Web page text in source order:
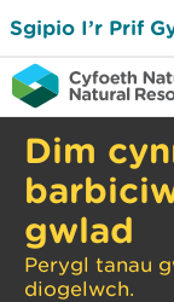
Sgipio I’r Prif
Dim
gwlad
Perygl tanau
diogelwch.